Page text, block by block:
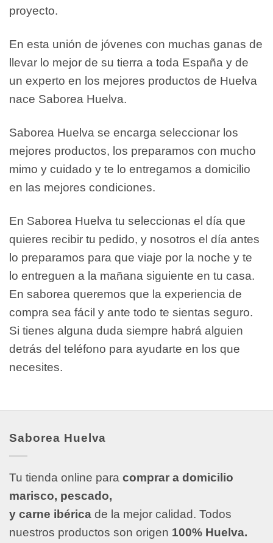
proyecto.
En esta unión de jóvenes con muchas ganas de
llevar lo mejor de su tierra a toda España y de
un experto en los mejores productos de Huelva
nace Saborea Huelva.
Saborea Huelva se encarga seleccionar los
mejores productos, los preparamos con mucho
mimo y cuidado y te lo entregamos a domicilio
en las mejores condiciones.
En Saborea Huelva tu seleccionas el día que
quieres recibir tu pedido, y nosotros el día antes
lo preparamos para que viaje por la noche y te
lo entreguen a la mañana siguiente en tu casa.
En saborea queremos que la experiencia de
compra sea fácil y ante todo te sientas seguro.
Si tienes alguna duda siempre habrá alguien
detrás del teléfono para ayudarte en los que
necesites.
Saborea Huelva
Tu tienda online para comprar a domicilio
marisco, pescado,
y carne ibérica de la mejor calidad. Todos
nuestros productos son origen 100% Huelva.